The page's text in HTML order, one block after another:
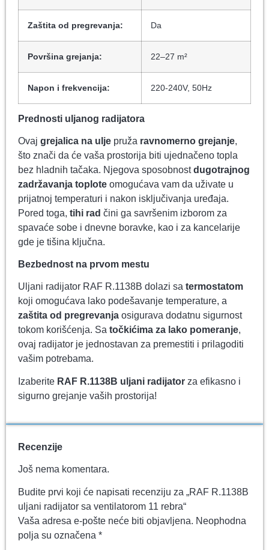
Zaštita od pregrevanja: Da
Površina grejanja: 22–27 m²
Napon i frekvencija: 220-240V, 50Hz
Prednosti uljanog radijatora
Ovaj grejalica na ulje pruža ravnomerno grejanje,
što znači da će vaša prostorija biti ujednačeno topla
bez hladnih tačaka. Njegova sposobnostdugotrajnog
zadržavanja toplote omogućava vam da uživate u
prijatnoj temperaturi i nakon isključivanja uređaja.
Pored toga, tihi rad čini ga savršenim izborom za
spavaće sobe i dnevne boravke, kao i za kancelarije
gde je tišina ključna.
Bezbednost na prvom mestu
Uljani radijator RAF R.1138B dolazi sa termostatom
koji omogućava lako podešavanje temperature, a
zaštita od pregrevanja osigurava dodatnu sigurnost
tokom korišćenja. Sa točkićima za lako pomeranje,
ovaj radijator je jednostavan za premestiti i prilagoditi
vašim potrebama.
Izaberite RAF R.1138B uljani radijator za efikasno i
sigurno grejanje vaših prostorija!
Recenzije
Još nema komentara.
Budite prvi koji će napisati recenziju za „RAF R.1138B
uljani radijator sa ventilatorom 11 rebra“
Vaša adresa e-pošte neće biti objavljena. Neophodna
polja su označena *